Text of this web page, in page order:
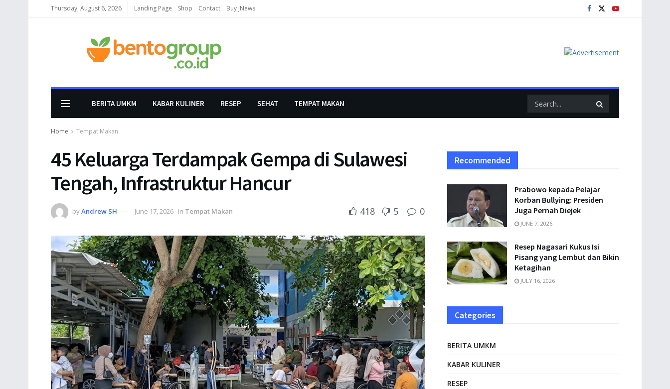
Thursday, August 6, 2026 Landing Page Shop Contact Buy JNews
BERITA UMKM KABAR KULINER RESEP SEHAT TEMPAT MAKAN
Home Tempat Makan
45 Keluarga Terdampak Gempa di Sulawesi
Tengah, Infrastruktur Hancur
byAndrew SH June 17, 2026 in Tempat Makan 418 5 0
Recommended
Prabowo kepada Pelajar
Korban Bullying: Presiden
Juga Pernah Diejek
JUNE 7, 2026
Resep Nagasari Kukus Isi
Pisang yang Lembut dan Bikin
Ketagihan
JULY 16, 2026
Categories
BERITA UMKM
KABAR KULINER
RESEP